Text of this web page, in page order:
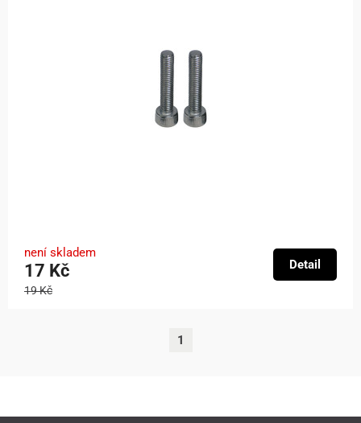
není skladem
17 Kč
19 Kč
Detail
1